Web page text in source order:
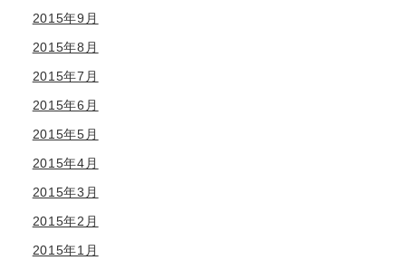
2015年9月
2015年8月
2015年7月
2015年6月
2015年5月
2015年4月
2015年3月
2015年2月
2015年1月